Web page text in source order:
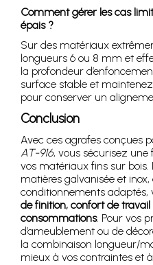
Comment gérer les cas
épais ?
Sur des matériaux
longueurs 6 ou 8 mm et
la profondeur
surface stable et
pour conserver un
Conclusion
Avec ces agrafes conçues
AT-916, vous sécurisez une
vos matériaux fins sur bois.
matières galvanisée et inox,
conditionnements adaptés,
de finition, confort de
consommations. Pour vos
d’ameublement ou de
la combinaison longueur/
mieux à vos contraintes et